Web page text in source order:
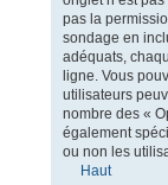
pas la
sondage en
adéquats,
ligne. Vous
utilisateurs
nombre des «
également
ou non les
Haut